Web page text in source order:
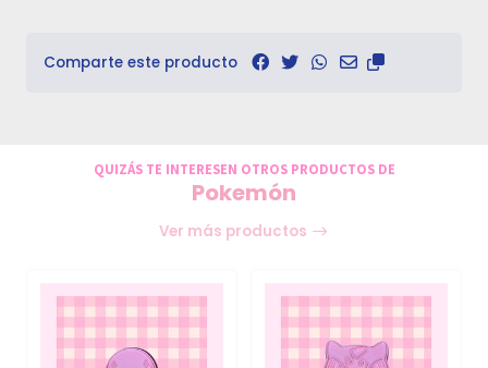
Comparte este producto
QUIZÁS TE INTERESEN OTROS PRODUCTOS DE
Pokemón
Ver más productos